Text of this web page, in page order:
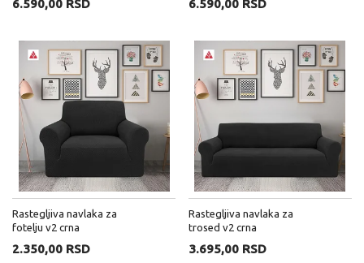
6.590,00 RSD 6.590,00 RSD
Rastegljiva navlaka za
fotelju v2 crna
2.350,00 RSD
Rastegljiva navlaka za
trosed v2 crna
3.695,00 RSD